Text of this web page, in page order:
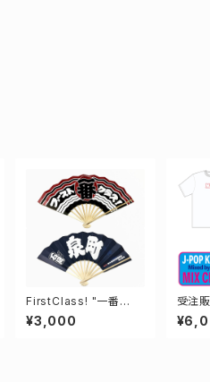
FirstClass! "一番
組"扇子
¥3,000
受注
A s2
ルセッ